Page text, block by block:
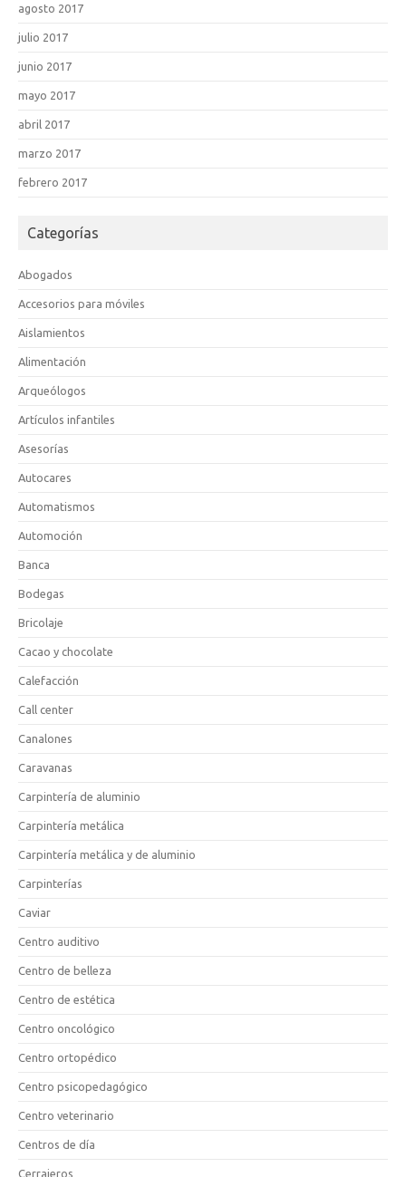
agosto 2017
julio 2017
junio 2017
mayo 2017
abril 2017
marzo 2017
febrero 2017
Categorías
Abogados
Accesorios para móviles
Aislamientos
Alimentación
Arqueólogos
Artículos infantiles
Asesorías
Autocares
Automatismos
Automoción
Banca
Bodegas
Bricolaje
Cacao y chocolate
Calefacción
Call center
Canalones
Caravanas
Carpintería de aluminio
Carpintería metálica
Carpintería metálica y de aluminio
Carpinterías
Caviar
Centro auditivo
Centro de belleza
Centro de estética
Centro oncológico
Centro ortopédico
Centro psicopedagógico
Centro veterinario
Centros de día
Cerrajeros